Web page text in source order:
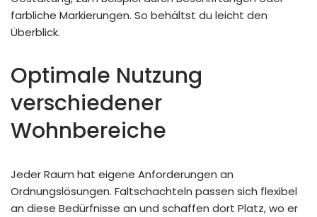
farbliche Markierungen. So behältst du leicht den
Überblick.
Optimale Nutzung
verschiedener
Wohnbereiche
Jeder Raum hat eigene Anforderungen an
Ordnungslösungen. Faltschachteln passen sich flexibel
an diese Bedürfnisse an und schaffen dort Platz, wo er